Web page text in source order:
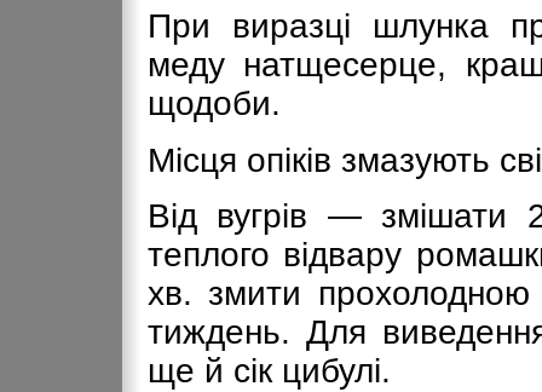
При виразці шлунка
меду натщесерце,
щодоби.
Місця опіків змазують
Від вугрів — змішати
теплого відвару
хв. змити
тиждень. Для
ще й сік цибулі.